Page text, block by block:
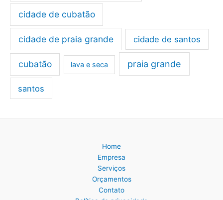
cidade de cubatão
cidade de praia grande cidade de santos
cubatão lava e seca praia grande
santos
Home
Empresa
Serviços
Orçamentos
Contato